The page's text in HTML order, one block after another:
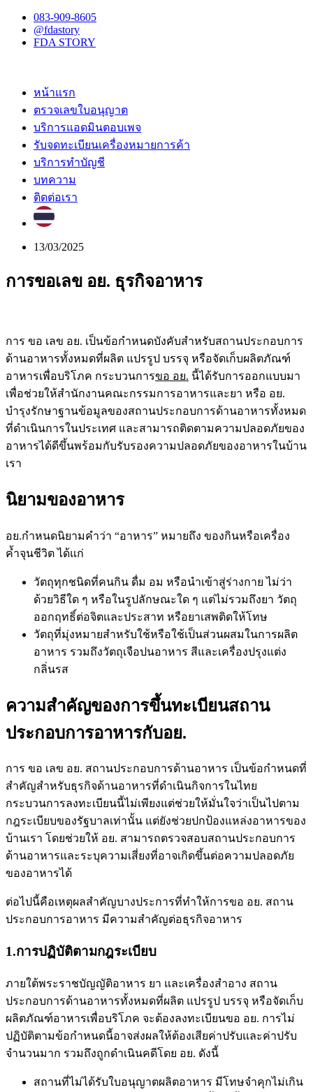
083-909-8605
@fdastory
FDA STORY
หน้าแรก
ตรวจเลขใบอนุญาต
บริการแอดมินตอบเพจ
รับจดทะเบียนเครื่องหมายการค้า
บริการทำบัญชี
บทความ
ติดต่อเรา
13/03/2025
การขอเลข อย. ธุรกิจอาหาร
การ ขอ เลข อย. เป็นข้อกำหนดบังคับสำหรับสถานประกอบการ
ด้านอาหารทั้งหมดที่ผลิต แปรรูป บรรจุ หรือจัดเก็บผลิตภัณฑ์
อาหารเพื่อบริโภค กระบวนการขอ อย. นี้ได้รับการออกแบบมา
เพื่อช่วยให้สำนักงานคณะกรรมการอาหารและยา หรือ อย.
บำรุงรักษาฐานข้อมูลของสถานประกอบการด้านอาหารทั้งหมด
ที่ดำเนินการในประเทศ และสามารถติดตามความปลอดภัยของ
อาหารได้ดีขึ้นพร้อมกับรับรองความปลอดภัยของอาหารในบ้าน
เรา
นิยามของอาหาร
อย.กำหนดนิยามคำว่า “อาหาร” หมายถึง ของกินหรือเครื่อง
ค้ำจุนชีวิต ได้แก่
วัตถุทุกชนิดที่คนกิน ดื่ม อม หรือนำเข้าสู่ร่างกาย ไม่ว่า
ด้วยวิธีใด ๆ หรือในรูปลักษณะใด ๆ แต่ไม่รวมถึงยา วัตถุ
ออกฤทธิ์ต่อจิตและประสาท หรือยาเสพติดให้โทษ
วัตถุที่มุ่งหมายสำหรับใช้หรือใช้เป็นส่วนผสมในการผลิต
อาหาร รวมถึงวัตถุเจือปนอาหาร สีและเครื่องปรุงแต่ง
กลิ่นรส
ความสำคัญของการขึ้นทะเบียนสถาน
ประกอบการอาหารกับอย.
การ ขอ เลข อย. สถานประกอบการด้านอาหาร เป็นข้อกำหนดที่
สำคัญสำหรับธุรกิจด้านอาหารที่ดำเนินกิจการในไทย
กระบวนการลงทะเบียนนี้ไม่เพียงแต่ช่วยให้มั่นใจว่าเป็นไปตาม
กฎระเบียบของรัฐบาลเท่านั้น แต่ยังช่วยปกป้องแหล่งอาหารของ
บ้านเรา โดยช่วยให้ อย. สามารถตรวจสอบสถานประกอบการ
ด้านอาหารและระบุความเสี่ยงที่อาจเกิดขึ้นต่อความปลอดภัย
ของอาหารได้
ต่อไปนี้คือเหตุผลสำคัญบางประการที่ทำให้การขอ อย. สถาน
ประกอบการอาหาร มีความสำคัญต่อธุรกิจอาหาร
1.การปฏิบัติตามกฎระเบียบ
ภายใต้พระราชบัญญัติอาหาร ยา และเครื่องสำอาง สถาน
ประกอบการด้านอาหารทั้งหมดที่ผลิต แปรรูป บรรจุ หรือจัดเก็บ
ผลิตภัณฑ์อาหารเพื่อบริโภค จะต้องลงทะเบียนขอ อย. การไม่
ปฏิบัติตามข้อกำหนดนี้อาจส่งผลให้ต้องเสียค่าปรับและค่าปรับ
จำนวนมาก รวมถึงถูกดำเนินคดีโดย อย. ดังนี้
สถานที่ไม่ได้รับใบอนุญาตผลิตอาหาร มีโทษจำคุกไม่เกิน